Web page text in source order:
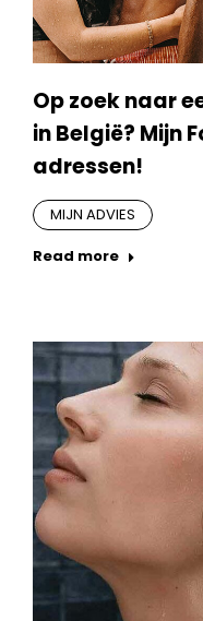
Op zoek naar
in België? Mijn
adressen!
MIJN ADVIES
Read more